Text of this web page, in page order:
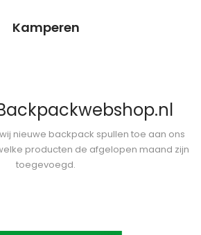
Kamperen
nieuwe backpack spullen toe aan ons
producten de afgelopen maand zijn
toegevoegd.